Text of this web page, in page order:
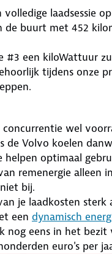
laadsessie
buurt met 452
een kiloWattuur
tijdens onze
wel
Volvo koelen
optimaal
remenergie alleen
bij.
je laadkosten
een dynamisch
eens in het
euro's per